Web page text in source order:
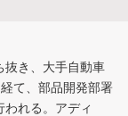
抜き、大手自動車
て、部品開発部署
れる。アディ